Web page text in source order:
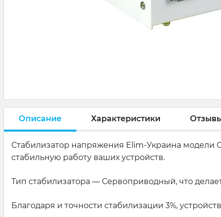
Описание Характеристики
Стабилизатор напряжения Elim-Украина
стабильную работу ваших устройств.
Тип стабилизатора — Сервоприводный, что
Благодаря и точности стабилизации 3%,